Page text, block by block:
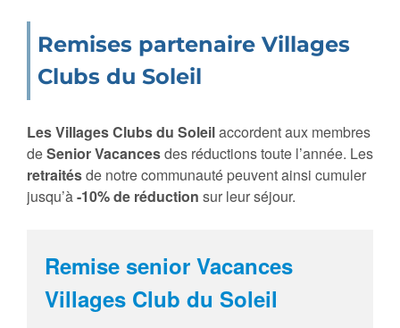
Remises partenaire Villages
Clubs du Soleil
Les Villages Clubs du Soleilaccordent aux membres
deSenior Vacancesdes réductions toute l’année. Les
retraitésde notre communauté peuvent ainsi cumuler
jusqu’à-10% de réduction sur leur séjour.
Remise senior Vacances
Villages Club du Soleil